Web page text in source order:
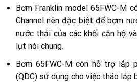
Bơm Franklin model 65FWC-M
Channel nên đặc biệt để bơm
nước thải của các khối căn hộ
lụt nói chung.
Bơm 65FWC-M còn hỗ trợ lắp
(QDC) sử dụng cho việc tháo lắp